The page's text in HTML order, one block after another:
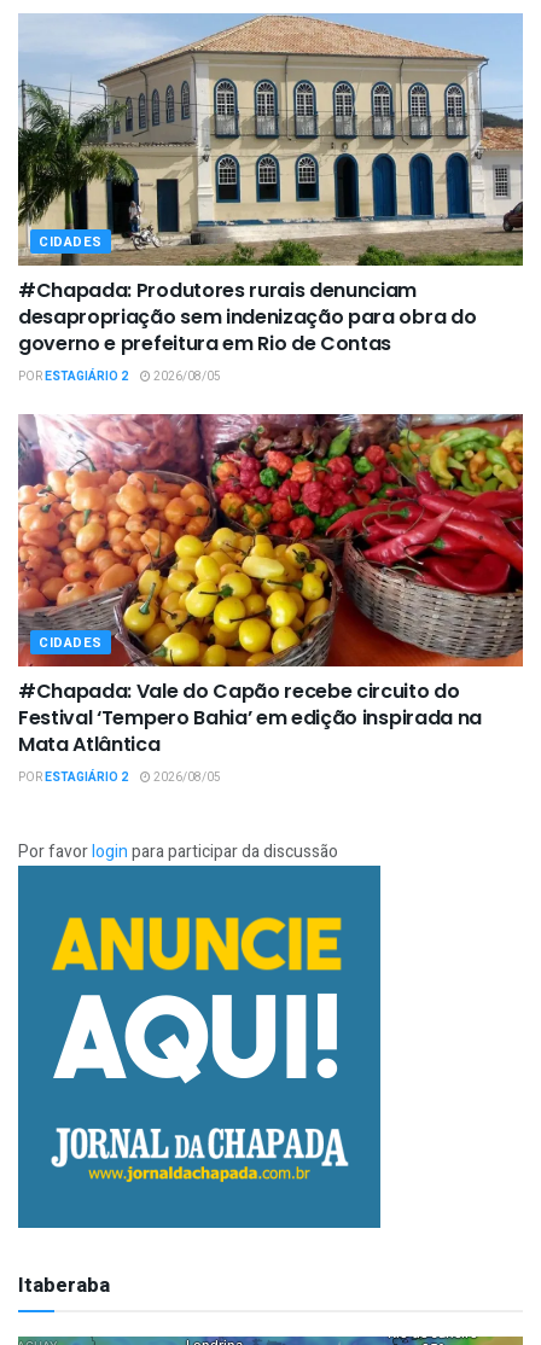
CIDADES
#Chapada: Produtores rurais denunciam
desapropriação sem indenização para obra do
governo e prefeitura em Rio de Contas
PORESTAGIÁRIO 2 2026/08/05
CIDADES
#Chapada: Vale do Capão recebe circuito do
Festival ‘Tempero Bahia’ em edição inspirada na
Mata Atlântica
PORESTAGIÁRIO 2 2026/08/05
Por favorloginpara participar da discussão
Itaberaba